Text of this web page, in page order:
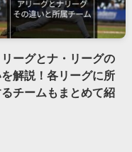
ーグとナ・リーグの
解説！各リーグに所
るチームもまとめて紹